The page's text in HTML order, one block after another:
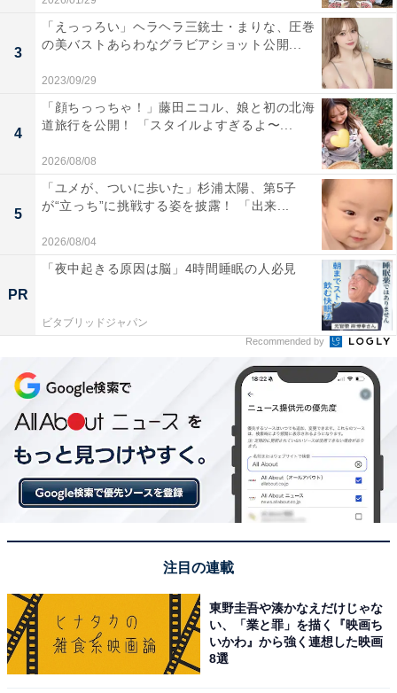
3
「えっっろい」ヘラヘラ三銃士・まりな、圧巻
の美バストあらわなグラビアショット公開...
2023/09/29
4
「顔ちっっちゃ！」藤田ニコル、娘と初の北海
道旅行を公開！ 「スタイルよすぎるよ〜...
2026/08/08
5
「ユメが、ついに歩いた」杉浦太陽、第5子
が“立っち”に挑戦する姿を披露！ 「出来...
2026/08/04
PR
「夜中起きる原因は脳」4時間睡眠の人必見
ビタブリッドジャパン
Recommended by
注目の連載
東野圭吾や湊かなえだけじゃな
い、「業と罪」を描く『映画ち
いかわ』から強く連想した映画
8選